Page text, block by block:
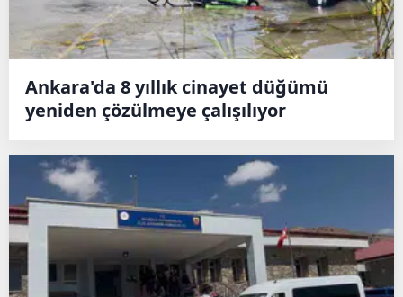
Ankara'da 8 yıllık cinayet düğümü
yeniden çözülmeye çalışılıyor